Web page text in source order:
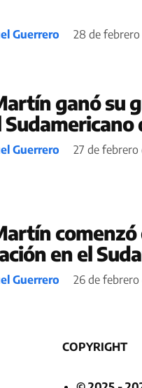
Guerrero 28 de febrero
ganó su
Guerrero 27 de febrero
en el
Guerrero 26 de
COPYRIGHT